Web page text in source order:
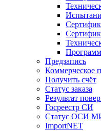
Предзапись
Коммерческое
Получить счёт
Статус заказа
Результат
Госреестр СИ
Статус ОСИ
ImportNET